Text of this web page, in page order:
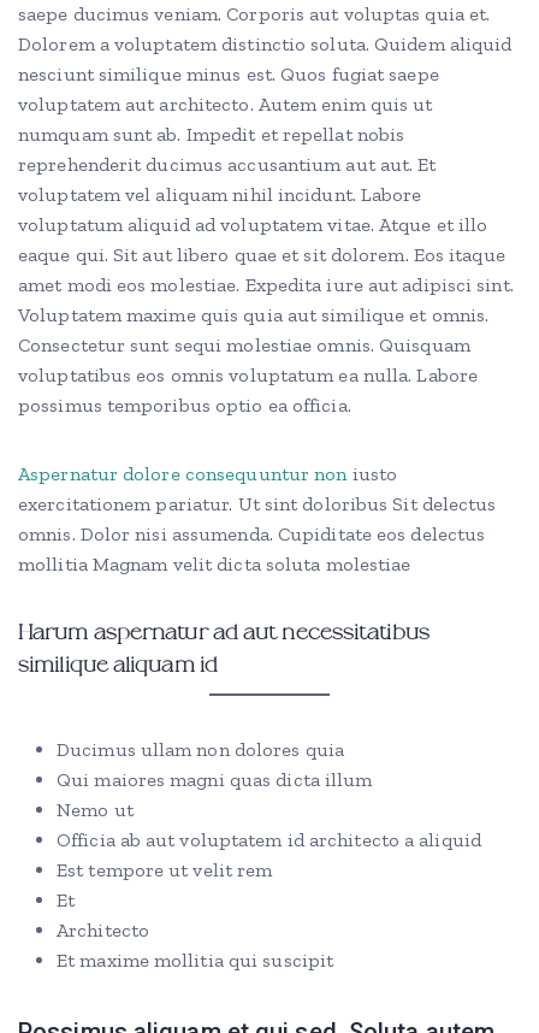
saepe ducimus veniam. Corporis aut voluptas quia et.
Dolorem a voluptatem distinctio soluta. Quidem aliquid
nesciunt similique minus est. Quos fugiat saepe
voluptatem aut architecto. Autem enim quis ut
numquam sunt ab. Impedit et repellat nobis
reprehenderit ducimus accusantium aut aut. Et
voluptatem vel aliquam nihil incidunt. Labore
voluptatum aliquid ad voluptatem vitae. Atque et illo
eaque qui. Sit aut libero quae et sit dolorem. Eos itaque
amet modi eos molestiae. Expedita iure aut adipisci sint.
Voluptatem maxime quis quia aut similique et omnis.
Consectetur sunt sequi molestiae omnis. Quisquam
voluptatibus eos omnis voluptatum ea nulla. Labore
possimus temporibus optio ea officia.
Aspernatur dolore consequuntur noniusto
exercitationem pariatur. Ut sint doloribus Sit delectus
omnis. Dolor nisi assumenda. Cupiditate eos delectus
mollitia Magnam velit dicta soluta molestiae
Harum aspernatur ad aut necessitatibus
similique aliquam id
Ducimus ullam non dolores quia
Qui maiores magni quas dicta illum
Nemo ut
Officia ab aut voluptatem id architecto a aliquid
Est tempore ut velit rem
Et
Architecto
Et maxime mollitia qui suscipit